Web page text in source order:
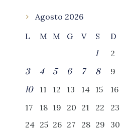
Agosto 2026
L
M M G V S
D
1
2
3
4 5 6 7 8
9
10
11 12 13 14 15
16
17
18 19 20 21 22
23
24 25 26 27 28 29
30